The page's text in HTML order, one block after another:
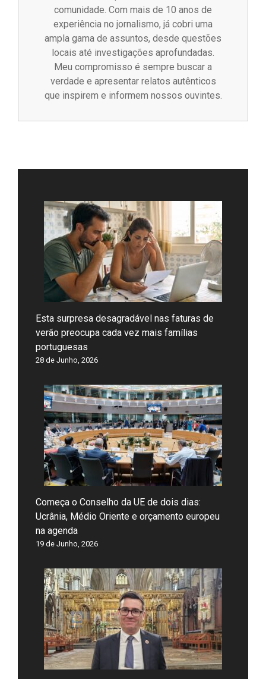
comunidade. Com mais de 10 anos de
experiência no jornalismo, já cobri uma
ampla gama de assuntos, desde questões
locais até investigações aprofundadas.
Meu compromisso é sempre buscar a
verdade e apresentar relatos autênticos
que inspirem e informem nossos ouvintes.
Esta surpresa desagradável nas faturas de
verão preocupa cada vez mais famílias
portuguesas
28 de Junho, 2026
Começa o Conselho da UE de dois dias:
Ucrânia, Médio Oriente e orçamento europeu
na agenda
19 de Junho, 2026